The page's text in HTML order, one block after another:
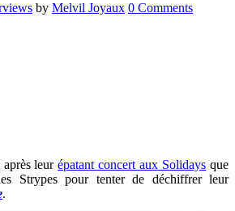
by Melvil Joyaux 0 Comments
après leurépatant concert aux Solidays que
Strypes pour tenter de déchiffrer leur
.